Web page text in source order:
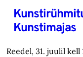
Kunstimajas
Reedel, 31. juulil